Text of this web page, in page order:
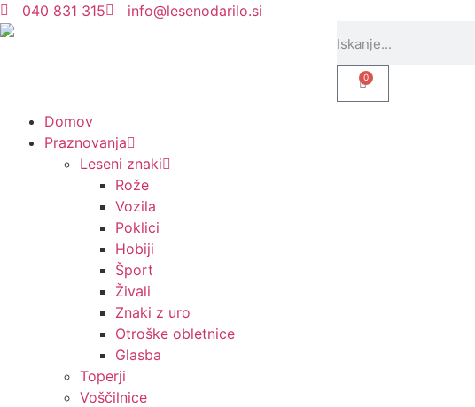
040 831 315 info@lesenodarilo.si
0
Domov
Praznovanja
Leseni znaki
Rože
Vozila
Poklici
Hobiji
Šport
Živali
Znaki z uro
Otroške obletnice
Glasba
Toperji
Voščilnice